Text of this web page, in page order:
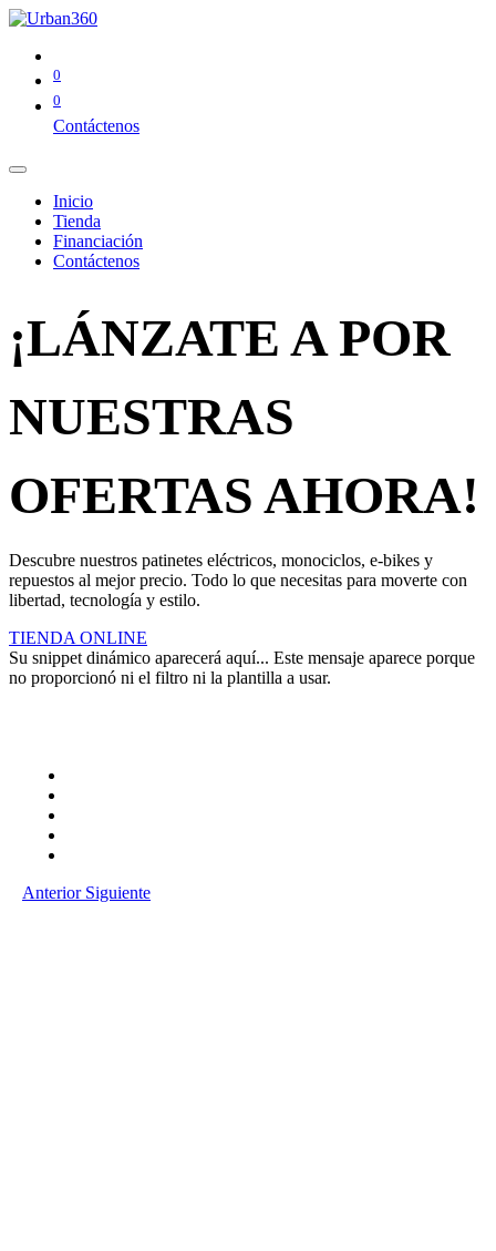
0
0
Contáctenos
Inicio
Tienda
Financiación
Contáctenos
¡LÁNZATE A POR
NUESTRAS
OFERTAS AHORA!
Descubre nuestros patinetes eléctricos, monociclos, e-bikes y
repuestos al mejor precio. Todo lo que necesitas para moverte con
libertad, tecnología y estilo.
TIENDA ONLINE
Su snippet dinámico aparecerá aquí... Este mensaje aparece porque
no proporcionó ni el filtro ni la plantilla a usar.
Anterior Siguiente